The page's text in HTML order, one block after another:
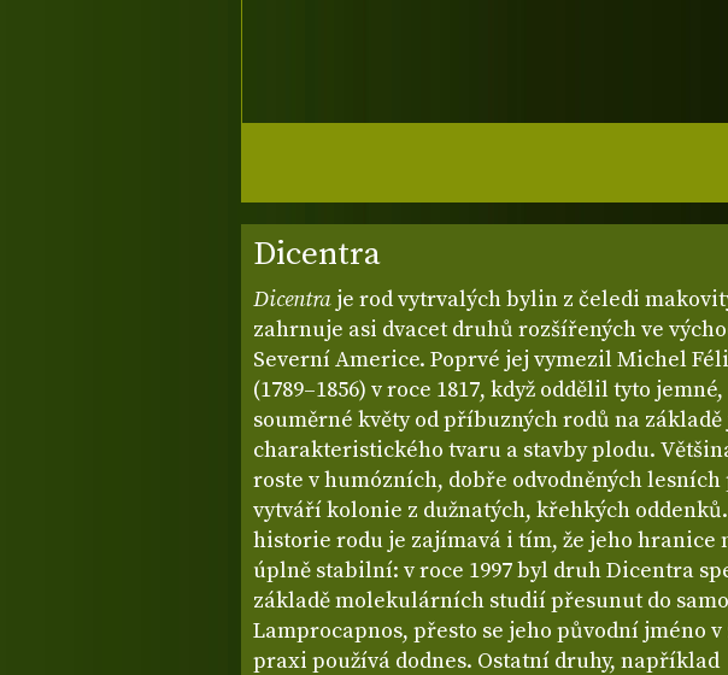
Dicentra
Dicentra je rod vytrvalých bylin z čeledi
zahrnuje asi dvacet druhů rozšířených ve
Severní Americe. Poprvé jej vymezil Michel
(1789–1856) v roce 1817, když oddělil tyto
souměrné květy od příbuzných rodů na
charakteristického tvaru a stavby plodu.
roste v humózních, dobře odvodněných lesních
vytváří kolonie z dužnatých, křehkých
historie rodu je zajímavá i tím, že jeho hranice
úplně stabilní: v roce 1997 byl druh Dicentra
základě molekulárních studií přesunut do
Lamprocapnos, přesto se jeho původní jméno
praxi používá dodnes. Ostatní druhy, například